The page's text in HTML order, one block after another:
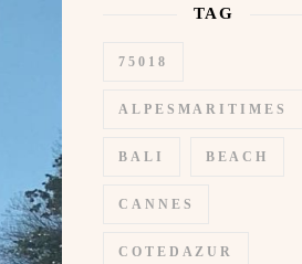
TAG
75018
ALPESMARITIMES
BALI BEACH
CANNES
COTEDAZUR